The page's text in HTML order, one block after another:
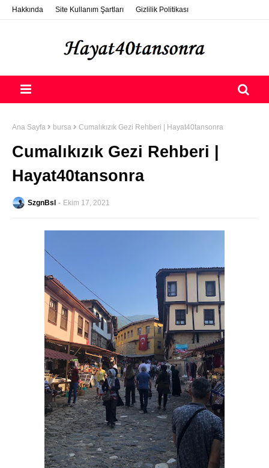
Hakkında Site Kullanım Şartları Gizlilik Politikası
Ana Sayfa bursa Cumalıkızık Gezi Rehberi | Hayat40tansonra
Cumalıkızık Gezi Rehberi |
Hayat40tansonra
SzgnBsl Ekim 17, 2021